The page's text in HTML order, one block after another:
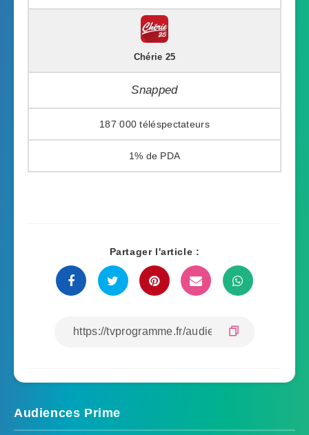
Chérie 25
Snapped
187 000
1%
Partager l'article :
Audiences Prime